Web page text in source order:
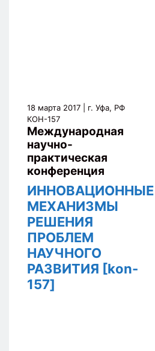
18 марта 2017 | г. Уфа, РФ
КОН-157
Международная
научно-
практическая
конференция
ИННОВАЦИОННЫЕ
МЕХАНИЗМЫ
РЕШЕНИЯ
ПРОБЛЕМ
НАУЧНОГО
РАЗВИТИЯ [kon-
157]